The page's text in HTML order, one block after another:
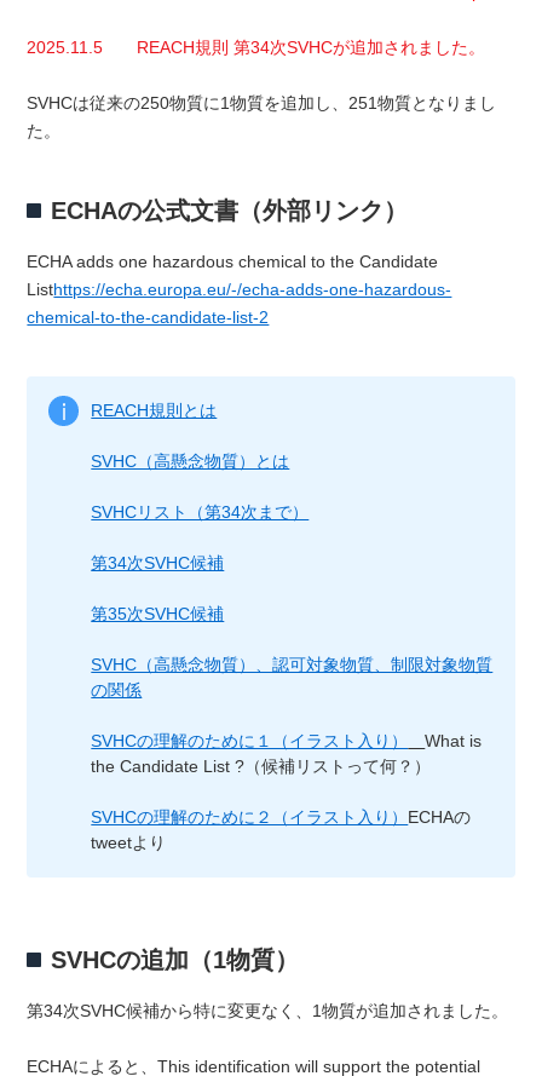
2025.11.5 REACH規則 第34次SVHCが追加されました。
SVHCは従来の250物質に1物質を追加し、251物質となりまし
た。
ECHAの公式文書（外部リンク）
ECHA adds one hazardous chemical to the Candidate
Listhttps://echa.europa.eu/-/echa-adds-one-hazardous-
chemical-to-the-candidate-list-2
REACH規則とは
SVHC（高懸念物質）とは
SVHCリスト（第34次まで）
第34次SVHC候補
第35次SVHC候補
SVHC（高懸念物質）、認可対象物質、制限対象物質
の関係
SVHCの理解のために１（イラスト入り）
What is
the Candidate List ?（候補リストって何？）
SVHCの理解のために２（イラスト入り） ECHAの
tweetより
SVHCの追加（1物質）
第34次SVHC候補から特に変更なく、1物質が追加されました。
ECHAによると、This identification will support the potential